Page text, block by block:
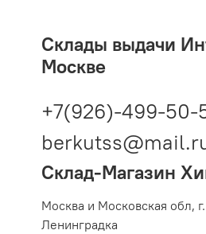
Склады выдачи
Москве
+7(926)-499-50-
Склад-Магазин
Москва и Московская обл,
Ленинградка